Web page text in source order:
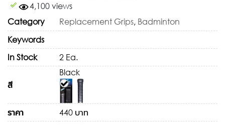
4,100 views
Category
Replacement Grips, Badminton
Keywords
In Stock
2 Ea.
สี
Black
ราคา
440 บาท